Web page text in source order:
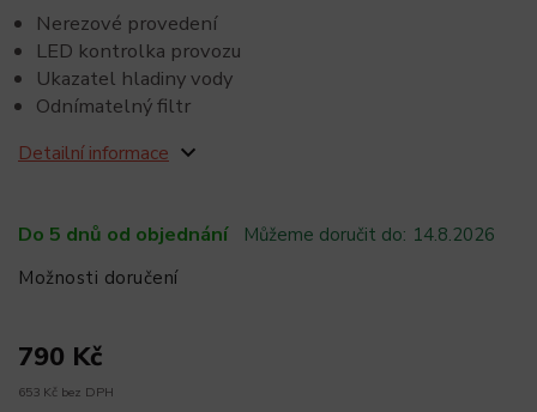
Do 5 dnů od objednání Můžeme doručit do: 14.8.2026
Možnosti doručení
790 Kč
653 Kč bez DPH
Nerezové provedení
LED kontrolka provozu
Ukazatel hladiny vody
Odnímatelný filtr
Detailní informace